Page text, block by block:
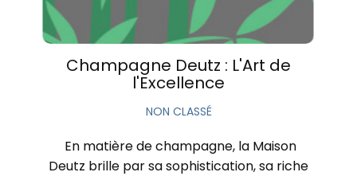
Champagne Deutz : L'Art de
l'Excellence
NON CLASSÉ
‍ En matière de champagne, la Maison
Deutz brille par sa sophistication, sa riche